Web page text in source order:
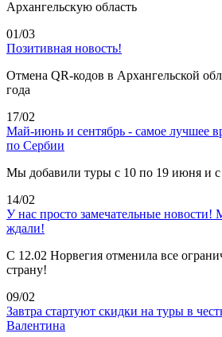
Архангельскую область
01/03
Позитивная новость!
Отмена QR-кодов в Архангельской
года
17/02
Май-июнь и сентябрь - самое лучшее
по Сербии
Мы добавили туры с 10 по 19 июня и с
14/02
У нас просто замечательные новости!
ждали!
С 12.02 Норвегия отменила все
страну!
09/02
Завтра стартуют скидки на туры в
Валентина